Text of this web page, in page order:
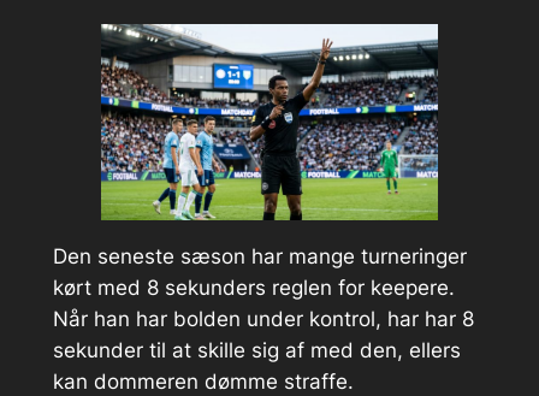
Den seneste sæson har mange turneringer
kørt med 8 sekunders reglen for keepere.
Når han har bolden under kontrol, har har 8
sekunder til at skille sig af med den, ellers
kan dommeren dømme straffe.